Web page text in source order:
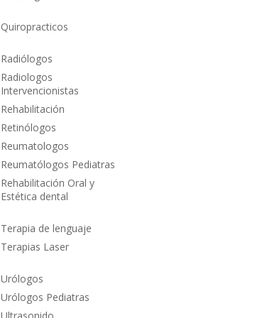
Quiropracticos
Radiólogos
Radiologos
Intervencionistas
Rehabilitación
Retinólogos
Reumatologos
Reumatólogos Pediatras
Rehabilitación Oral y
Estética dental
Terapia de lenguaje
Terapias Laser
Urólogos
Urólogos Pediatras
Ultrasonido